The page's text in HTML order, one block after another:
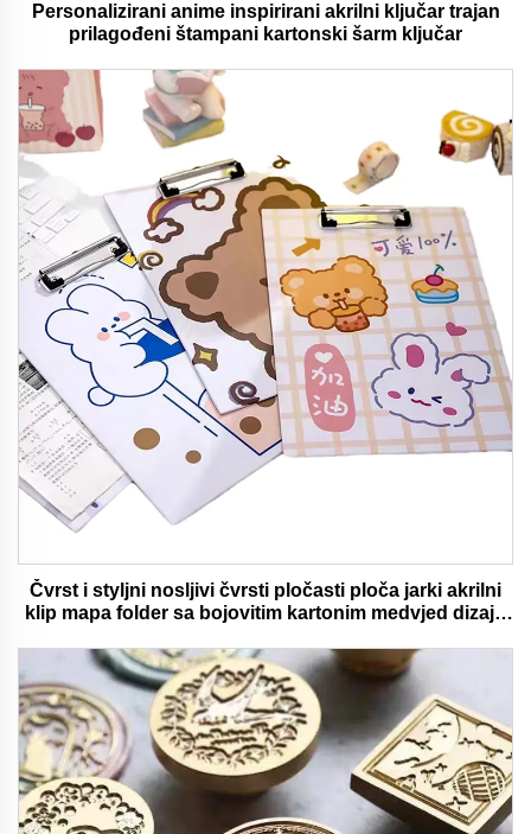
Personalizirani anime inspirirani akrilni ključar trajan
prilagođeni štampani kartonski šarm ključar
Čvrst i styljni nosljivi čvrsti pločasti ploča jarki akrilni
klip mapa folder sa bojovitim kartonim medvjed dizajn